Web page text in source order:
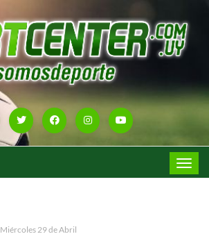
Toggle
Miércoles 29 de Abril